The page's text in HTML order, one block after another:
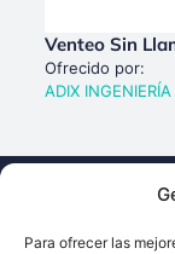
Para ofrecer las
Venteo Sin
Ofrecido por:
ADIX INGENIERÍA